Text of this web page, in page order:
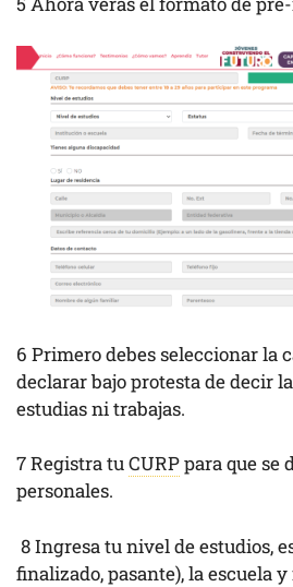
6 Primero debes seleccionar la
declarar bajo protesta de decir
estudias ni trabajas.
7 Registra tuCURPpara que se
personales.
8 Ingresa tu nivel de estudios,
finalizado, pasante), la escuela